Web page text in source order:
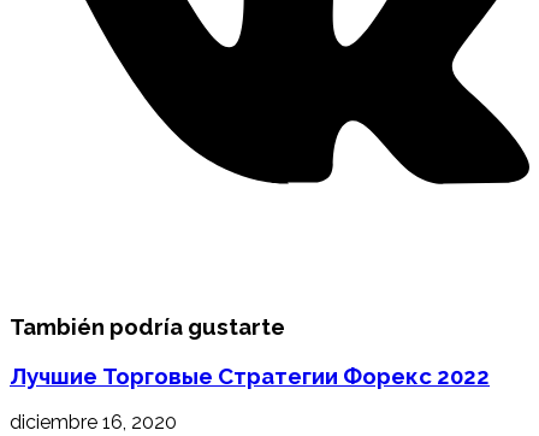
También podría gustarte
Лучшие Торговые Стратегии Форекс 2022
diciembre 16, 2020